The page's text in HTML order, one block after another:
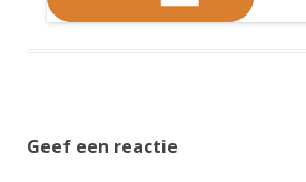
Geef een reactie